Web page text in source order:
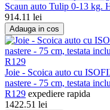
Scaun auto Tulip 0-13 kg.
914.11 lei
Adauga in cos
Joie - Scoica auto cu
nastere - 75 cm, testata
R129 expediere rapida
1422.51 lei